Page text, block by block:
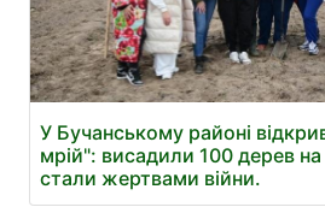
У Бучанському районі
мрій": висадили 100 дерев на
стали жертвами війни.